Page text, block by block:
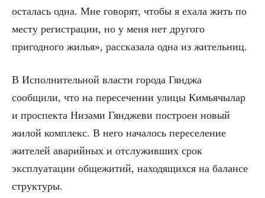
осталась одна. Мне говорят, чтобы я ехала жить по
месту регистрации, но у меня нет другого
пригодного жилья», рассказала одна из жительниц.
В Исполнительной власти города Гянджа
сообщили, что на пересечении улицы Кимьячылар
и проспекта Низами Гянджеви построен новый
жилой комплекс. В него началось переселение
жителей аварийных и отслуживших срок
эксплуатации общежитий, находящихся на балансе
структуры.